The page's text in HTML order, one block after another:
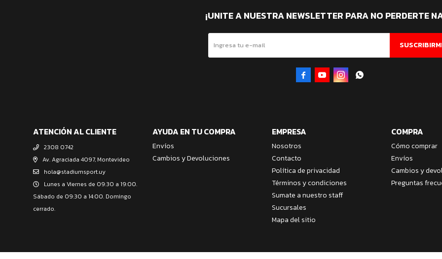
ATENCIÓN AL CLIENTE
2308 0742
Av. Agraciada 4097, Montevideo
hola@stadiumsport.uy
Lunes a Viernes de 09:30 a 19:00.
Sábado de 09:30 a 14:00. Domingo
cerrado.
AYUDA EN TU COMPRA
Envíos
Cambios y Devoluciones
EMPRESA
Nosotros
Contacto
Política de privacidad
Términos y condiciones
Sumate a nuestro staff
Sucursales
Mapa del sitio
COMPRA
Cómo comprar
Envíos
Cambios y
Preguntas
¡UNITE A NUESTRA NEWSLETTER PARA NO PERDERTE
   